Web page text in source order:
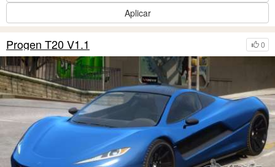
Aplicar
0
Progen T20 V1.1